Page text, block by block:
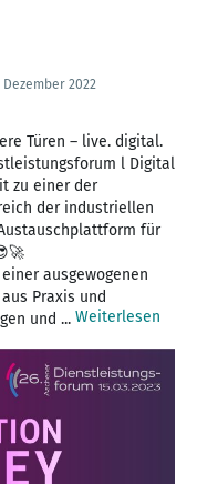
Dezember 2022
Türen – live. digital.
l Digital
zu einer der
der industriellen
für
ausgewogenen
Praxis und
und ... Weiterlesen